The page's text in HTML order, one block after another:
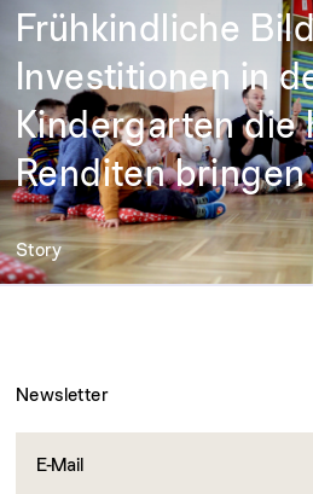
Frühkindliche
Investitionen in
Kindergarten die
Renditen bringen
Story
Newsletter